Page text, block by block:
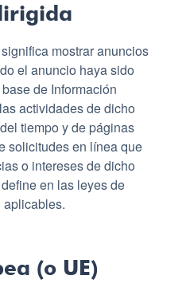
mostrar anuncios
el anuncio haya sido
de Información
actividades de dicho
tiempo y de páginas
solicitudes en línea que
o intereses de dicho
en las leyes de
aplicables.
(o UE)